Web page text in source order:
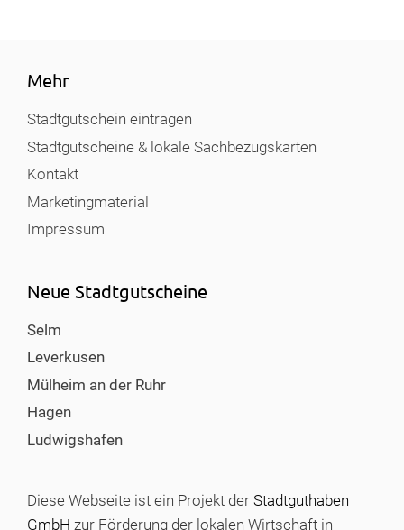
Mehr
Stadtgutschein eintragen
Stadtgutscheine & lokale Sachbezugskarten
Kontakt
Marketingmaterial
Impressum
Neue Stadtgutscheine
Selm
Leverkusen
Mülheim an der Ruhr
Hagen
Ludwigshafen
Diese Webseite ist ein Projekt der Stadtguthaben
GmbH zur Förderung der lokalen Wirtschaft in